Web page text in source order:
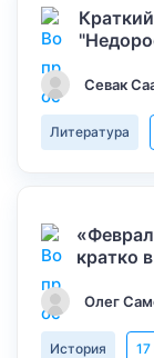
Севак
Литература
кратко
Олег
История